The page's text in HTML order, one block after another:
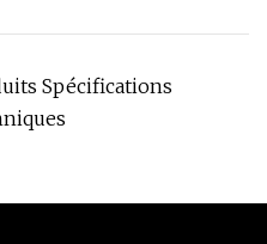
Spécifications